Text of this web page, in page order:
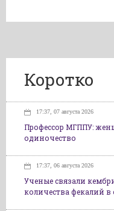
Коротко
17:37, 07 августа 2026
Профессор МГППУ:
одиночество
17:37, 06 августа 2026
Ученые связали
количества фекалий в